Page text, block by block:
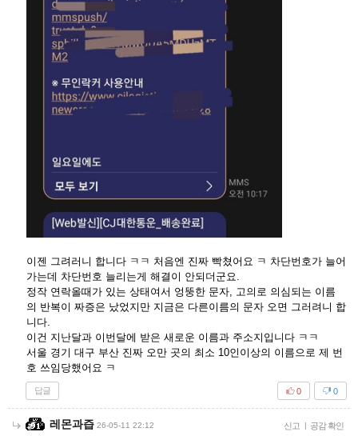
이젠 그려러니 합니다 ㅋㅋ 처음엔 진짜 빡쳤어요 ㅋ 차단번호가 늘어
가는데 차단번호 늘리는게 해결이 안되더군요.
정작 연락올때가 있는 상태여서 엉뚱한 문자, 고의로 의심되는 이름
의 반복이 짜증은 났었지만 지금은 다른이름의 문자 오면 그러려니 합
니다.
이건 지난달과 이번달에 받은 새로운 이름과 주소지입니다 ㅋㅋ
서울 경기 대구 부산 진짜 오만 곳의 최소 10인이상의 이름으로 제 번
호 쓰임당했어요 ㅋ
답글 0
0
레몬과즙 26-05-11 22:12 신고 | 공감 확인